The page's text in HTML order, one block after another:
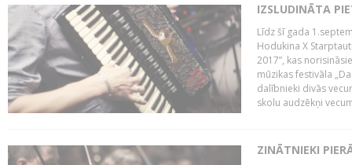
IZSLUDINĀTA
Līdz šī gada
Hodukina X
2017”, kas
mūzikas festivāla
dalībnieki divās
skolu audzēkņi
ZINĀTNIEKI